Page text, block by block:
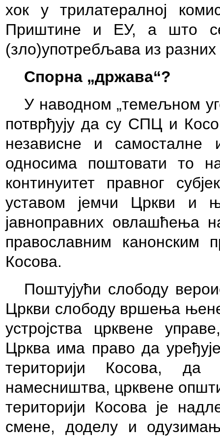
хок у трилатералној
Приштине и ЕУ, а што
(зло)употребљава из
Спорна „држава“?
У наводном „темељном
потврђују да су СПЦ и
независне и
односима поштовати то
континуитет правног
уставом јемчи Цркви и
јавноправних овлашћења
православним
Косова.
Поштујући слободу
Цркви слободу вршења
устројства црквене
Црква има право да
територији Косова, да
намесништва, црквене
територији Косова је
смене, доделу и